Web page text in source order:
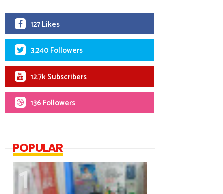
127 Likes
3,240 Followers
12.7k Subscribers
136 Followers
POPULAR